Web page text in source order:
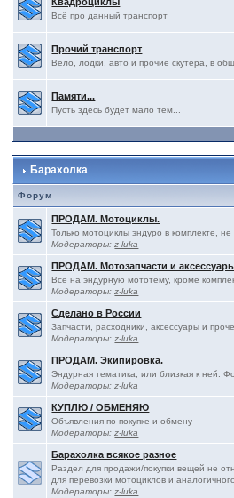
Всё про данный транспорт
Прочий транспорт
Вело, лодки, авто и прочие скутера, в
Памяти...
Пусть здесь будет мало тем...
Барахолка
Форум
ПРОДАМ. Мотоциклы.
Только мотоциклы эндуро в комплекте,
Модераторы:z-luka
ПРОДАМ. Мотозапчасти и
Всё на эндурную мототему, кроме
Модераторы:z-luka
Сделано в России
Запчасти, расходники, аксессуары и
Модераторы:z-luka
ПРОДАМ. Экипировка.
Эндурная тематика, или близкая к ней.
Модераторы:z-luka
КУПЛЮ / ОБМЕНЯЮ
Объявления по покупке и обмену
Модераторы:z-luka
Барахолка всякое разное
Раздел для продажи/покупки вещей не
для перевозки мотоциклов и
Модераторы:z-luka